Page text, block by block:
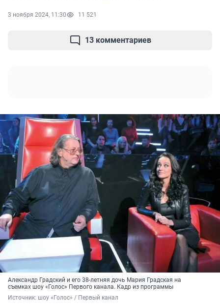
3 ноября 2024, 11:30 11 521
13 комментариев
Александр Градский и его 38-летняя дочь Мария Градская на
съемках шоу «Голос» Первого канала. Кадр из программы
Источник: шоу «Голос» / Первый канал